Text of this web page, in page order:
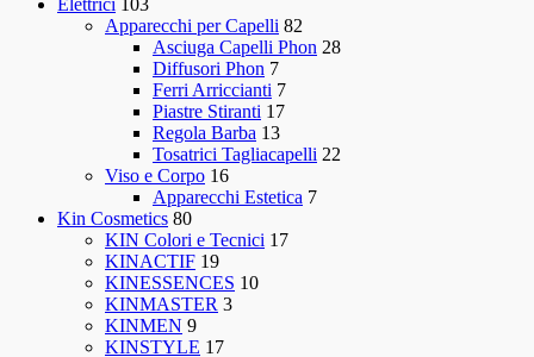
Elettrici 103
Apparecchi per Capelli 82
Asciuga Capelli Phon 28
Diffusori Phon 7
Ferri Arriccianti 7
Piastre Stiranti 17
Regola Barba 13
Tosatrici Tagliacapelli 22
Viso e Corpo 16
Apparecchi Estetica 7
Kin Cosmetics 80
KIN Colori e Tecnici 17
KINACTIF 19
KINESSENCES 10
KINMASTER 3
KINMEN 9
KINSTYLE 17